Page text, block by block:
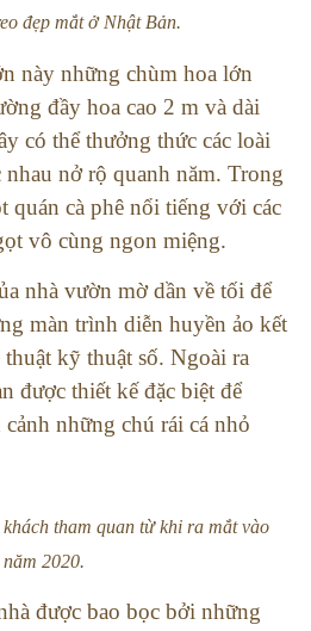
đẹp mắt ở Nhật Bản.
này những chùm hoa lớn
đầy hoa cao 2 m và dài
có thể thưởng thức các loài
nhau nở rộ quanh năm. Trong
quán cà phê nổi tiếng với các
vô cùng ngon miệng.
nhà vườn mờ dần về tối để
màn trình diễn huyền ảo kết
kỹ thuật số. Ngoài ra
được thiết kế đặc biệt để
những chú rái cá nhỏ
tham quan từ khi ra mắt vào
năm 2020.
được bao bọc bởi những